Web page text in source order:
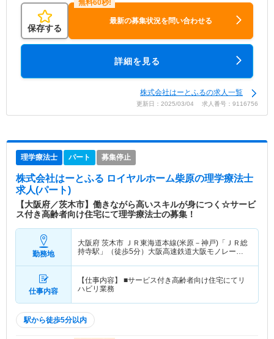
保存する
最新の募集状況を問い合わせる
詳細を見る
株式会社はーとふるの求人一覧
更新日：2025/03/04 求人番号：9116756
理学療法士 パート 募集停止
株式会社はーとふる ロイヤルホーム柴原の理学療法士
求人(パート)
【大阪府／茨木市】働きながら高いスキルが身につく☆サービ
ス付き高齢者向け住宅にて理学療法士の募集！
勤務地
大阪府 茨木市 ＪＲ東海道本線(米原－神戸)「ＪＲ総
持寺駅」（徒歩5分）大阪高速鉄道大阪モノレール
仕事内容
【仕事内容】 ■サービス付き高齢者向け住宅にてリ
ハビリ業務
駅から徒歩5分以内